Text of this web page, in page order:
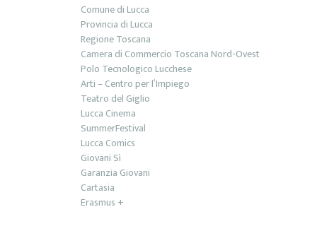
Comune di Lucca
Provincia di Lucca
Regione Toscana
Camera di Commercio Toscana Nord-Ovest
Polo Tecnologico Lucchese
Arti – Centro per l’Impiego
Teatro del Giglio
Lucca Cinema
SummerFestival
Lucca Comics
Giovani Sì
Garanzia Giovani
Cartasia
Erasmus +